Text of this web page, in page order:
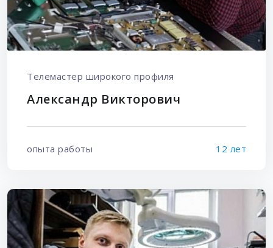
Телемастер широкого профиля
Александр Викторович
опыта работы 12 лет